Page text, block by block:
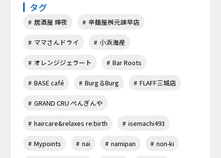
タグ
居酒屋 輝夜 辛麺屋桝元諫早店
ママさんドライ 小浜海産
オレンジジェラート Bar Roots
BASE café BurgるBurg FLAFF三城店
GRAND CRU ぺんぎんや
haircare&relaxes re:birth isemachi493
Mypoints nai namipan non-ki